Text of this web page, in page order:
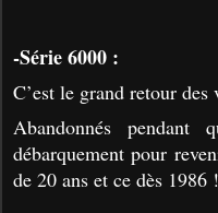
-Série 6000 :
C’est le grand retour
Abandonnés pendant
débarquement pour
de 20 ans et ce dès 1986 !